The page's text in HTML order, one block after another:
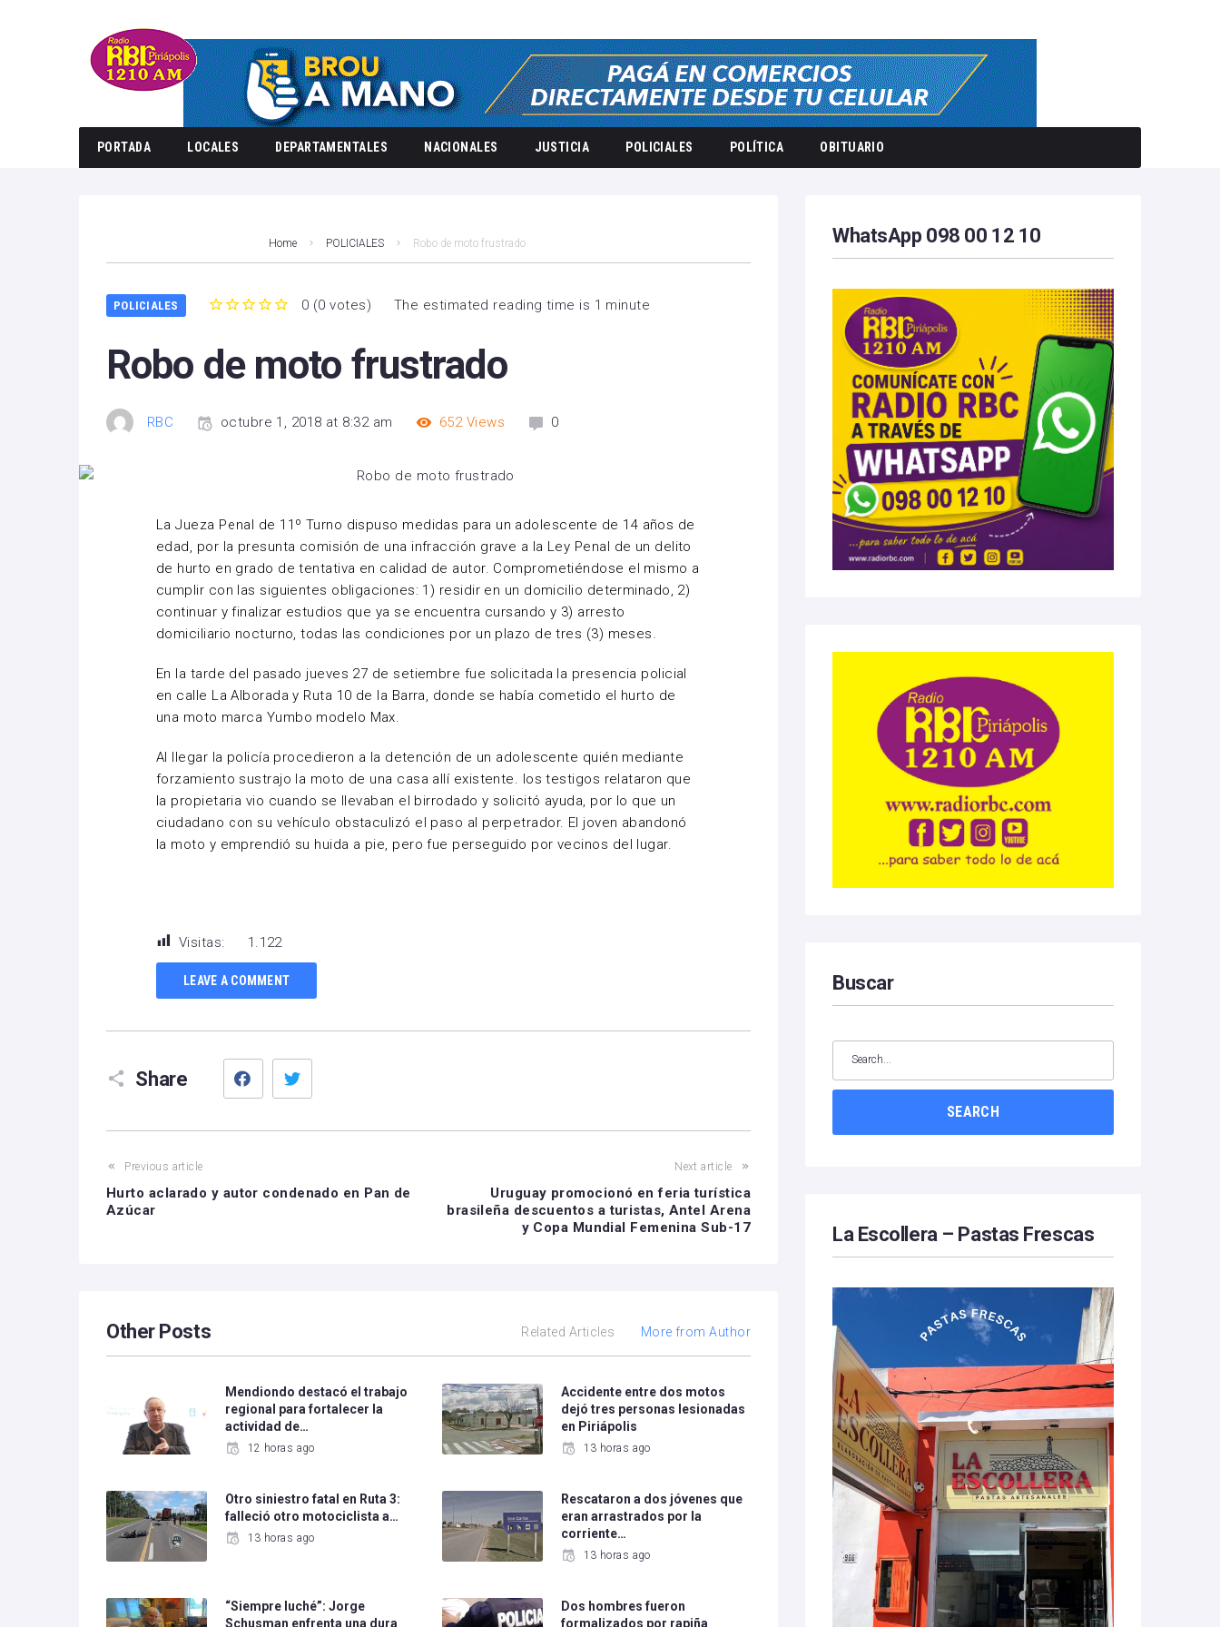
PORTADA LOCALES DEPARTAMENTALES NACIONALES JUSTICIA POLICIALES POLÍTICA OBITUARIO
Home POLICIALES Robo de moto frustrado
POLICIALES 0 (0 votes) The estimated reading time is 1 minute
Robo de moto frustrado
RBC octubre 1, 2018 at 8:32 am 652 Views 0
La Jueza Penal de 11º Turno dispuso medidas para un adolescente de 14 años de
edad, por la presunta comisión de una infracción grave a la Ley Penal de un delito
de hurto en grado de tentativa en calidad de autor. Comprometiéndose el mismo a
cumplir con las siguientes obligaciones: 1) residir en un domicilio determinado, 2)
continuar y finalizar estudios que ya se encuentra cursando y 3) arresto
domiciliario nocturno, todas las condiciones por un plazo de tres (3) meses.
En la tarde del pasado jueves 27 de setiembre fue solicitada la presencia policial
en calle La Alborada y Ruta 10 de la Barra, donde se había cometido el hurto de
una moto marca Yumbo modelo Max.
Al llegar la policía procedieron a la detención de un adolescente quién mediante
forzamiento sustrajo la moto de una casa allí existente. los testigos relataron que
la propietaria vio cuando se llevaban el birrodado y solicitó ayuda, por lo que un
ciudadano con su vehículo obstaculizó el paso al perpetrador. El joven abandonó
la moto y emprendió su huida a pie, pero fue perseguido por vecinos del lugar.
Visitas: 1.122
LEAVE A COMMENT
Share
Facebook
Previous article
Hurto aclarado y autor condenado en Pan de
Azúcar
Next article
Uruguay promocionó en feria turística
brasileña descuentos a turistas, Antel Arena
y Copa Mundial Femenina Sub-17
Other Posts Related Articles More from Author
Mendiondo destacó el trabajo
regional para fortalecer la
actividad de…
12 horas ago
Accidente entre dos motos
dejó tres personas lesionadas
en Piriápolis
13 horas ago
Otro siniestro fatal en Ruta 3:
falleció otro motociclista a…
13 horas ago
Rescataron a dos jóvenes que
eran arrastrados por la
corriente…
13 horas ago
“Siempre luché”: Jorge
Schusman enfrenta una dura
Dos hombres fueron
formalizados por rapiña
WhatsApp 098 00 12 10
Buscar
SEARCH
La Escollera – Pastas Frescas